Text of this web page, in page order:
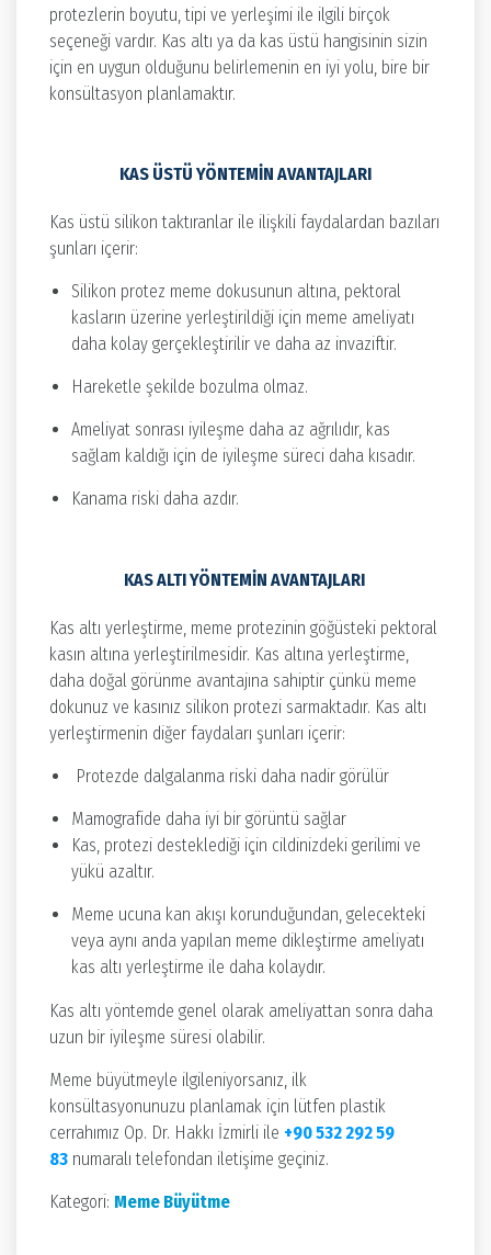
protezlerin boyutu, tipi ve yerleşimi ile ilgili birçok
seçeneği vardır. Kas altı ya da kas üstü hangisinin sizin
için en uygun olduğunu belirlemenin en iyi yolu, bire bir
konsültasyon planlamaktır.
KAS ÜSTÜ YÖNTEMIN AVANTAJLARI
Kas üstü silikon taktıranlar ile ilişkili faydalardan bazıları
şunları içerir:
Silikon protez meme dokusunun altına, pektoral
kasların üzerine yerleştirildiği için meme ameliyatı
daha kolay gerçekleştirilir ve daha az invaziftir.
Hareketle şekilde bozulma olmaz.
Ameliyat sonrası iyileşme daha az ağrılıdır, kas
sağlam kaldığı için de iyileşme süreci daha kısadır.
Kanama riski daha azdır.
KAS ALTI YÖNTEMIN AVANTAJLARI
Kas altı yerleştirme, meme protezinin göğüsteki pektoral
kasın altına yerleştirilmesidir. Kas altına yerleştirme,
daha doğal görünme avantajına sahiptir çünkü meme
dokunuz ve kasınız silikon protezi sarmaktadır. Kas altı
yerleştirmenin diğer faydaları şunları içerir:
Protezde dalgalanma riski daha nadir görülür
Mamografide daha iyi bir görüntü sağlar
Kas, protezi desteklediği için cildinizdeki gerilimi ve
yükü azaltır.
Meme ucuna kan akışı korunduğundan, gelecekteki
veya aynı anda yapılan meme dikleştirme ameliyatı
kas altı yerleştirme ile daha kolaydır.
Kas altı yöntemde genel olarak ameliyattan sonra daha
uzun bir iyileşme süresi olabilir.
Meme büyütmeyle ilgileniyorsanız, ilk
konsültasyonunuzu planlamak için lütfen plastik
cerrahımız Op. Dr. Hakkı İzmirli ile +90 532 292 59
83 numaralı telefondan iletişime geçiniz.
Kategori: Meme Büyütme